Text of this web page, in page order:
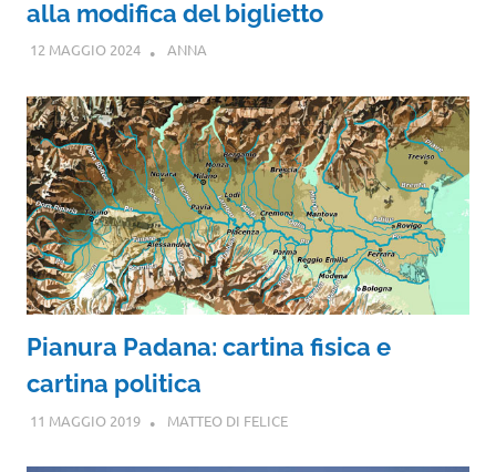
alla modifica del biglietto
12 MAGGIO 2024 ANNA
Pianura Padana: cartina fisica e
cartina politica
11 MAGGIO 2019 MATTEO DI FELICE